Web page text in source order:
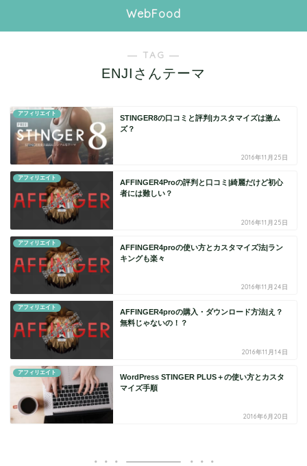
WebFood
― TAG ―
ENJIさんテーマ
アフィリエイト
STINGER8の口コミと評判|カスタマイズは激ム
ズ？
2016年11月25日
アフィリエイト
AFFINGER4Proの評判と口コミ|綺麗だけど初心
者には難しい？
2016年11月25日
アフィリエイト
AFFINGER4proの使い方とカスタマイズ法|ラン
キングも楽々
2016年11月24日
アフィリエイト
AFFINGER4proの購入・ダウンロード方法|え？
無料じゃないの！？
2016年11月14日
アフィリエイト
WordPress STINGER PLUS＋の使い方とカスタ
マイズ手順
2016年6月20日